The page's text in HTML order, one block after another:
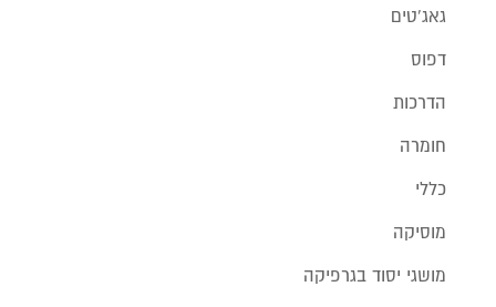
גאג'טים
דפוס
הדרכות
חומרה
כללי
מוסיקה
מושגי יסוד בגרפיקה